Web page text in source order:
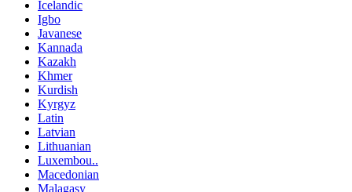
Icelandic
Igbo
Javanese
Kannada
Kazakh
Khmer
Kurdish
Kyrgyz
Latin
Latvian
Lithuanian
Luxembou..
Macedonian
Malagasy